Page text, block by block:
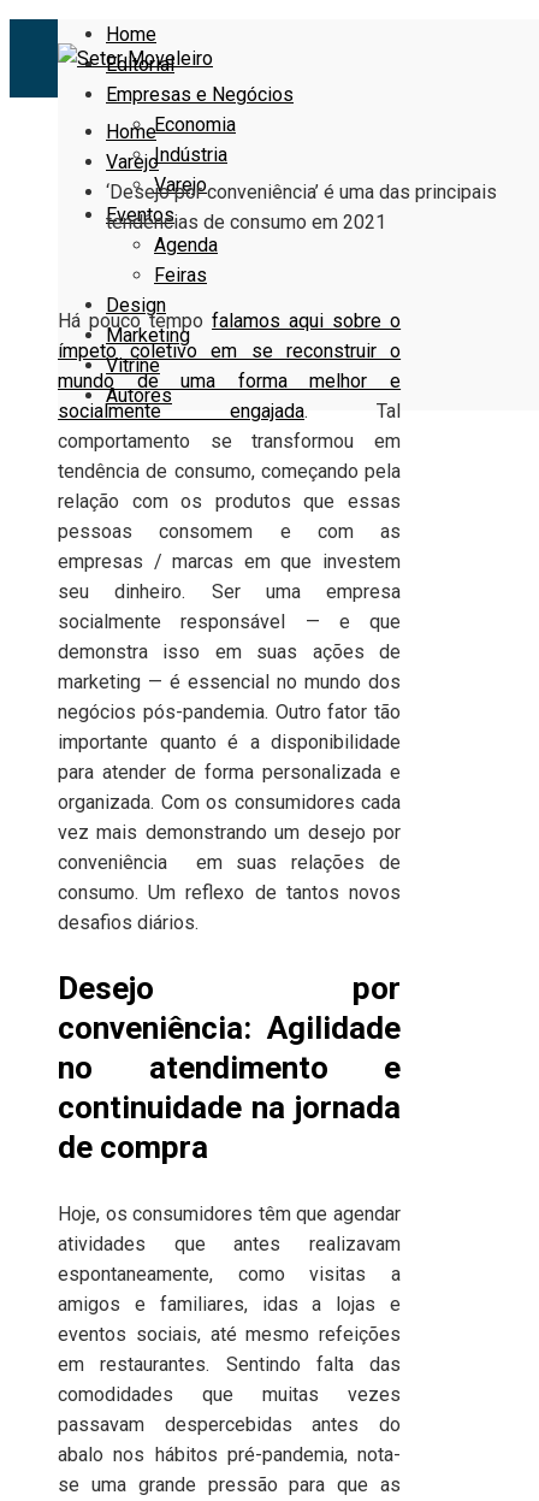
Home
Editorial
Empresas e Negócios
Economia
Indústria
Varejo
Eventos
Agenda
Feiras
Design
Marketing
Vitrine
Autores
Home
Varejo
‘Desejo por conveniência’ é uma das principais
tendências de consumo em 2021
Há pouco tempofalamos aqui sobre o
ímpeto coletivo em se reconstruir o
mundo de uma forma melhor e
socialmente engajada. Tal
comportamento se transformou em
tendência de consumo, começando pela
relação com os produtos que essas
pessoas consomem e com as
empresas / marcas em que investem
seu dinheiro. Ser uma empresa
socialmente responsável — e que
demonstra isso em suas ações de
marketing — é essencial no mundo dos
negócios pós-pandemia. Outro fator tão
importante quanto é a disponibilidade
para atender de forma personalizada e
organizada. Com os consumidores cada
vez mais demonstrando um desejo por
conveniência em suas relações de
consumo. Um reflexo de tantos novos
desafios diários.
Desejo por
conveniência: Agilidade
no atendimento e
continuidade na jornada
de compra
Hoje, os consumidores têm que agendar
atividades que antes realizavam
espontaneamente, como visitas a
amigos e familiares, idas a lojas e
eventos sociais, até mesmo refeições
em restaurantes. Sentindo falta das
comodidades que muitas vezes
passavam despercebidas antes do
abalo nos hábitos pré-pandemia, nota-
se uma grande pressão para que as